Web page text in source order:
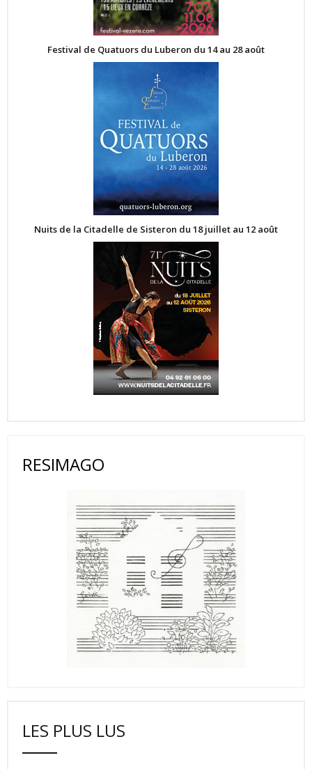
Festival de Quatuors du Luberon du 14 au 28 août
Nuits de la Citadelle de Sisteron du 18 juillet au 12 août
RESIMAGO
LES PLUS LUS